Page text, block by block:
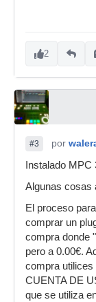
2
#3 por
Instalado
Algunas cosas
El proceso
comprar un
compra donde
pero a 0.00€.
compra
CUENTA DE
que se utiliza